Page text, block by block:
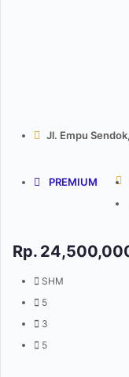
Jl. Empu
PREMIUM
Rp.
SHM
5
3
5